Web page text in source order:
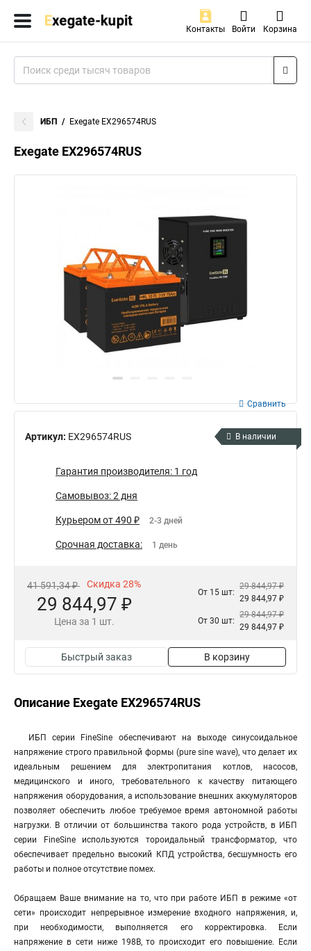
Контакты Войти Корзина
ИБП Exegate EX296574RUS
Exegate EX296574RUS
Артикул: EX296574RUS
Сравнить
В наличии
Гарантия производителя: 1 год
Самовывоз: 2 дня
Курьером от 490 ₽ 2-3 дней
Срочная доставка: 1 день
41 591,34 ₽ Скидка 28%
29 844,97 ₽
Цена за 1 шт.
От 15 шт:
29 844,97 ₽
29 844,97 ₽
От 30 шт:
29 844,97 ₽
29 844,97 ₽
Быстрый заказ В корзину
Описание Exegate EX296574RUS
ИБП серии FineSine обеспечивают на выходе синусоидальное
напряжение строго правильной формы (pure sine wave), что делает их
идеальным решением для электропитания котлов, насосов,
медицинского и иного, требовательного к качеству питающего
напряжения оборудования, а использование внешних аккумуляторов
позволяет обеспечить любое требуемое время автономной работы
нагрузки. В отличии от большинства такого рода устройств, в ИБП
серии FineSine используются тороидальный трансформатор, что
обеспечивает предельно высокий КПД устройства, бесшумность его
работы и полное отсутствие помех.
Обращаем Ваше внимание на то, что при работе ИБП в режиме «от
сети» происходит непрерывное измерение входного напряжения, и,
при необходимости, выполняется его корректировка. Если
напряжение в сети ниже 198В, то происходит его повышение. Если